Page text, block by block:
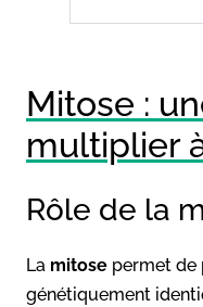
Mitose :
multiplier
Rôle de la
La mitose permet de
génétiquement